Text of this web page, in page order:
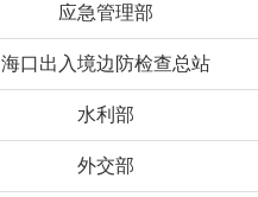
应急管理部
海口出入境边防检查总站
水利部
外交部